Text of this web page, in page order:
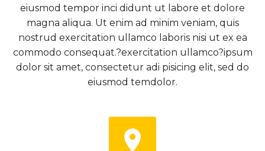
eiusmod tempor inci didunt ut labore et dolore
magna aliqua. Ut enim ad minim veniam, quis
nostrud exercitation ullamco laboris nisi ut ex ea
commodo consequat.?exercitation ullamco?ipsum
dolor sit amet, consectetur adi pisicing elit, sed do
eiusmod temdolor.

